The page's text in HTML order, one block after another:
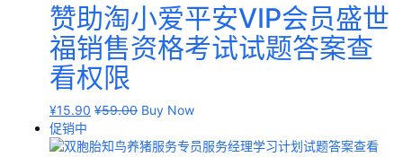
赞助淘小爱平安VIP会员盛世
福销售资格考试试题答案查
看权限
¥15.90 ¥59.00 Buy Now
促销中